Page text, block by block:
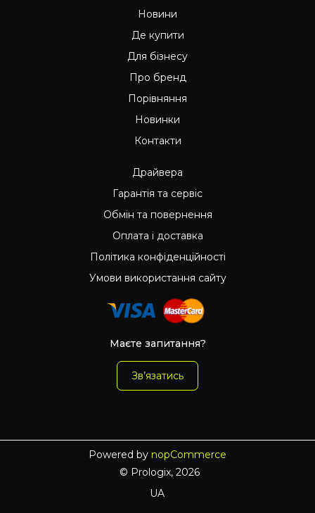
Новини
Де купити
Для бізнесу
Про бренд
Порівняння
Новинки
Контакти
Драйвера
Гарантія та сервіс
Обмін та повернення
Оплата і доставка
Політика конфіденційності
Умови використання сайту
Маєте запитання?
Зв’язатись
Powered by nopCommerce
© Prologix, 2026